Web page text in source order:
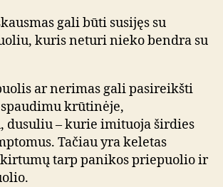
gali būti susijęs su
kuris neturi nieko bendra su
ar nerimas gali pasireikšti
krūtinėje,
dusuliu – kurie imituoja širdies
Tačiau yra keletas
tarp panikos priepuolio ir